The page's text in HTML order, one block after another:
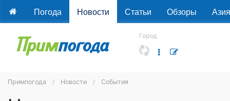
Погода Новости Статьи Обзоры Азия
Город
Примпогода Новости События